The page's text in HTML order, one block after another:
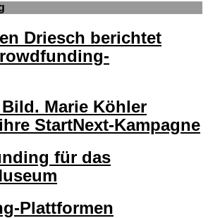
Driesch berichtet
Marie Köhler
StartNext-Kampagne
für das
Plattformen